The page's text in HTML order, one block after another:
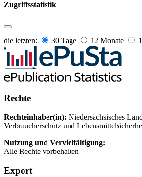
Zugriffsstatistik
die letzten: 30 Tage 12 Monate
Rechte
Rechteinhaber(in): Niedersächsisches
Verbraucherschutz und
Nutzung und Vervielfältigung:
Alle Rechte vorbehalten
Export